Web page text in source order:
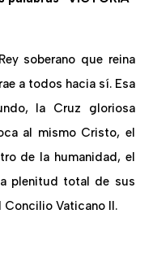
soberano que reina
a todos hacia sí. Esa
la Cruz gloriosa
al mismo Cristo, el
de la humanidad, el
plenitud total de sus
Concilio Vaticano II.